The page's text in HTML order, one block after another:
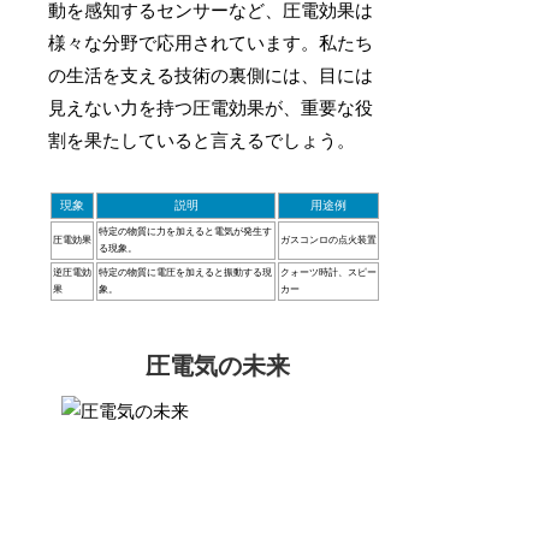
動を感知するセンサーなど、圧電効果は
様々な分野で応用されています。私たち
の生活を支える技術の裏側には、目には
見えない力を持つ圧電効果が、重要な役
割を果たしていると言えるでしょう。
現象 説明 用途例
圧電効果
特定の物質に力を加えると電気が発生す
る現象。
ガスコンロの点火装置
逆圧電効
果
特定の物質に電圧を加えると振動する現
象。
クォーツ時計、スピー
カー
圧電気の未来